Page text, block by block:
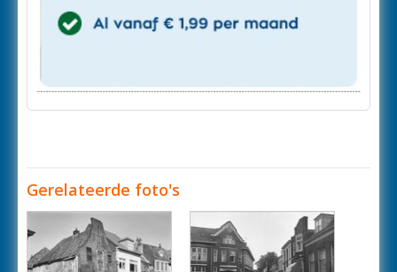
Gerelateerde foto's